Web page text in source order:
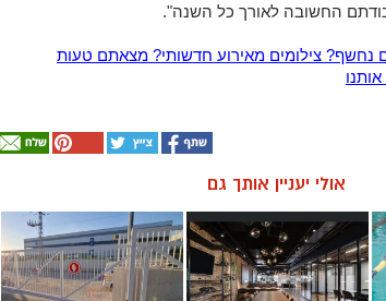
החשובה לאורך כל השנה".
צילומים מאירוע חדשותי? מצאתם טעות
אולי יעניין אותך גם